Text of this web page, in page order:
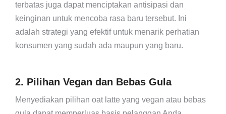
terbatas juga dapat menciptakan antisipasi dan
keinginan untuk mencoba rasa baru tersebut. Ini
adalah strategi yang efektif untuk menarik perhatian
konsumen yang sudah ada maupun yang baru.
2. Pilihan Vegan dan Bebas Gula
Menyediakan pilihan oat latte yang vegan atau bebas